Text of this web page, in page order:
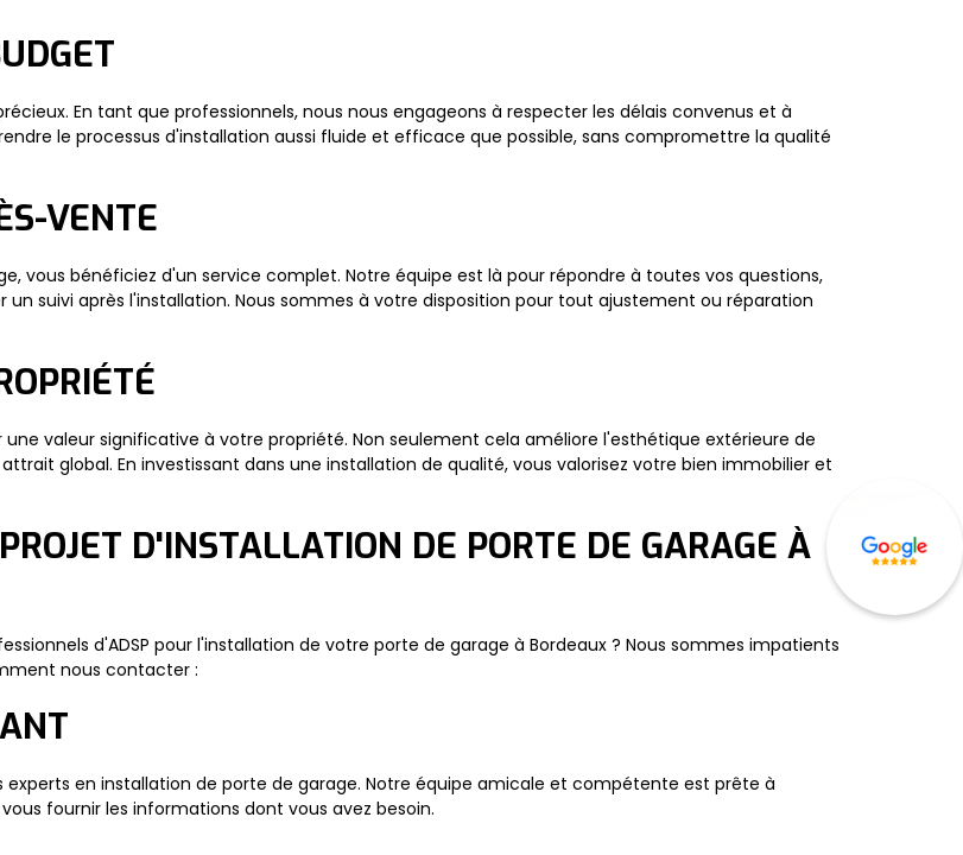
En tant que professionnels, nous nous engageons à respecter les délais convenus et à
le processus d'installation aussi fluide et efficace que possible, sans compromettre la qualité
VENTE
vous bénéficiez d'un service complet. Notre équipe est là pour répondre à toutes vos questions,
suivi après l'installation. Nous sommes à votre disposition pour tout ajustement ou réparation
valeur significative à votre propriété. Non seulement cela améliore l'esthétique extérieure de
global. En investissant dans une installation de qualité, vous valorisez votre bien immobilier et
D'INSTALLATION DE PORTE DE GARAGE À
d'ADSP pour l'installation de votre porte de garage à Bordeaux ? Nous sommes impatients
nous contacter :
en installation de porte de garage. Notre équipe amicale et compétente est prête à
fournir les informations dont vous avez besoin.